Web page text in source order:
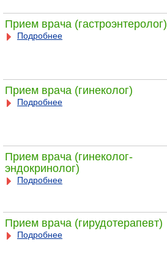
Прием врача (гастроэнтеролог)
Подробнее
Прием врача (гинеколог)
Подробнее
Прием врача (гинеколог-
эндокринолог)
Подробнее
Прием врача (гирудотерапевт)
Подробнее